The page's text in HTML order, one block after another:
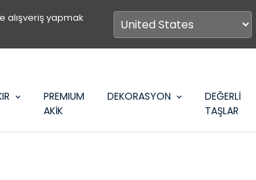
alışveriş yapmak
PREMIUM
AKİK
DEKORASYON
DEĞERLİ
TAŞLAR